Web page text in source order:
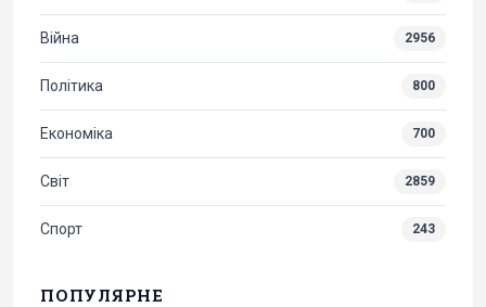
Війна 2956
Політика 800
Економіка 700
Світ 2859
Спорт 243
ПОПУЛЯРНЕ